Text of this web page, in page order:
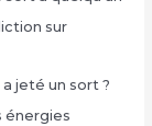
sur
jeté un sort ?
énergies